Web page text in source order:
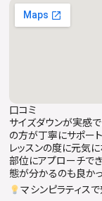
口コミ
サイズダウンが実感で
の方が丁寧にサポート
レッスンの度に元気に
部位にアプローチで
態が分かるのも良かっ
マシンピラティス